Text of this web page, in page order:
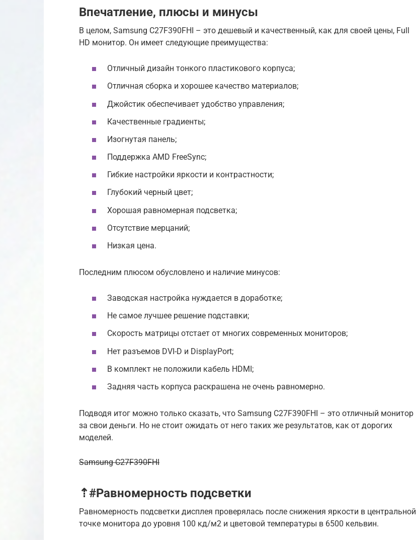
Впечатление, плюсы и минусы
В целом, Samsung C27F390FHI – это дешевый и качественный, как для своей цены, Full
HD монитор. Он имеет следующие преимущества:
Отличный дизайн тонкого пластикового корпуса;
Отличная сборка и хорошее качество материалов;
Джойстик обеспечивает удобство управления;
Качественные градиенты;
Изогнутая панель;
Поддержка AMD FreeSync;
Гибкие настройки яркости и контрастности;
Глубокий черный цвет;
Хорошая равномерная подсветка;
Отсутствие мерцаний;
Низкая цена.
Последним плюсом обусловлено и наличие минусов:
Заводская настройка нуждается в доработке;
Не самое лучшее решение подставки;
Скорость матрицы отстает от многих современных мониторов;
Нет разъемов DVI-D и DisplayPort;
В комплект не положили кабель HDMI;
Задняя часть корпуса раскрашена не очень равномерно.
Подводя итог можно только сказать, что Samsung C27F390FHI – это отличный монитор
за свои деньги. Но не стоит ожидать от него таких же результатов, как от дорогих
моделей.
Samsung C27F390FHI
⇡#Равномерность подсветки
Равномерность подсветки дисплея проверялась после снижения яркости в центральной
точке монитора до уровня 100 кд/м2 и цветовой температуры в 6500 кельвин.